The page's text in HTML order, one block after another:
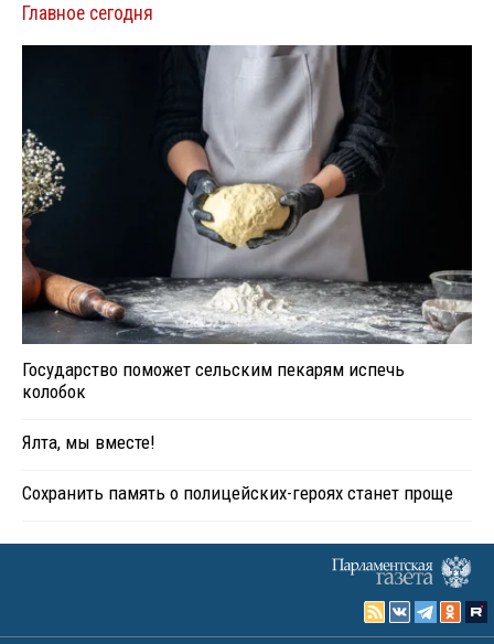
Главное сегодня
Государство поможет сельским пекарям испечь
колобок
Ялта, мы вместе!
Сохранить память о полицейских-героях станет проще